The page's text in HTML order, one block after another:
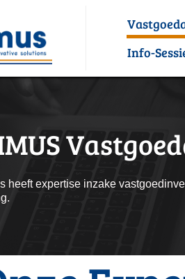
Info-
heeft expertise inzake